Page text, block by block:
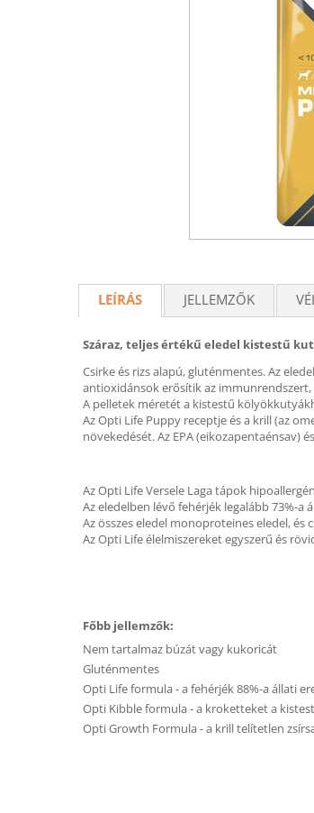
LEÍRÁS JELLEMZŐK
Száraz, teljes értékű eledel kistestű
Csirke és rizs alapú, gluténmentes. Az
antioxidánsok erősítik az immunrendszert,
A pelletek méretét a kistestű
Az Opti Life Puppy receptje és a krill (az
növekedését. Az EPA (eikozapentaénsav)
Az Opti Life Versele Laga tápok
Az eledelben lévő fehérjék legalább 73%-a
Az összes eledel monoproteines eledel,
Az Opti Life élelmiszereket egyszerű és
Főbb jellemzők:
Nem tartalmaz búzát vagy kukoricát
Gluténmentes
Opti Life formula - a fehérjék 88%-a állati
Opti Kibble formula - a kroketteket a
Opti Growth Formula - a krill telítetlen